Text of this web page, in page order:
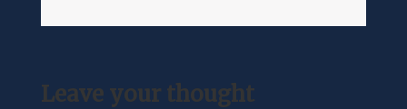
Leave your thought